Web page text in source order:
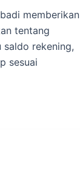
memberikan
tentang
saldo rekening,
sesuai